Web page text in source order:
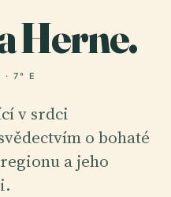
Herne.
· 7° E
v srdci
o bohaté
a jeho